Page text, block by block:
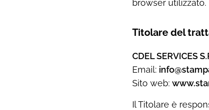
browser utilizzato.
Titolare del
CDEL SERVICES
Email:
Sito web:
Il Titolare è